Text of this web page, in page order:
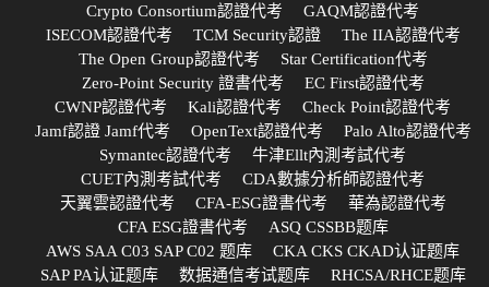
Crypto Consortium認證代考
GAQM認證代考
ISECOM認證代考
TCM Security認證
The IIA認證代考
The Open Group認證代考
Star Certification代考
Zero-Point Security 證書代考
EC First認證代考
CWNP認證代考
Kali認證代考
Check Point認證代考
Jamf認證 Jamf代考
OpenText認證代考
Palo Alto認證代考
Symantec認證代考
牛津Ellt內測考試代考
CUET內測考試代考
CDA數據分析師認證代考
天翼雲認證代考
CFA-ESG證書代考
華為認證代考
CFA ESG證書代考
ASQ CSSBB题库
AWS SAA C03 SAP C02 题库
CKA CKS CKAD认证题库
SAP PA认证题库
数据通信考试题库
RHCSA/RHCE题库